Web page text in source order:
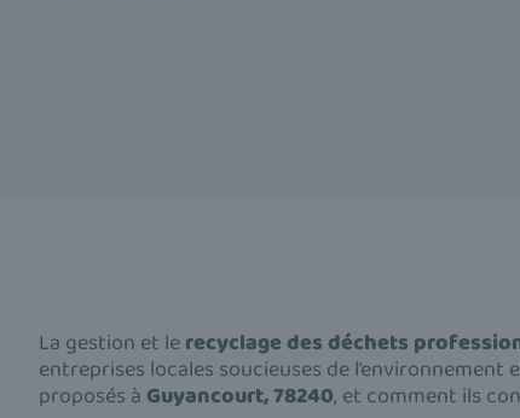
La gestion et lerecyclage des déchets
entreprises locales soucieuses de
proposés àGuyancourt, 78240, et comment ils